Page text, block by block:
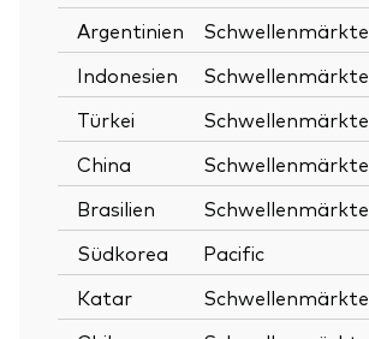
Argentinien Schwellenmärkte
Indonesien
Schwellenmärkte
Türkei
Schwellenmärkte
China
Schwellenmärkte
Brasilien
Schwellenmärkte
Südkorea
Pacific
Katar
Schwellenmärkte